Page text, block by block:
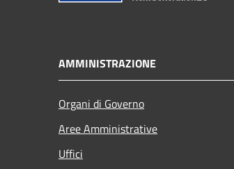
AMMINISTRAZIONE
Organi di Governo
Aree Amministrative
Uffici